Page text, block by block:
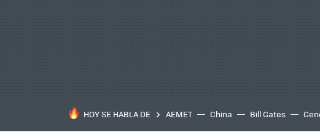
HOY SE HABLA DE AEMET China Bill Gates